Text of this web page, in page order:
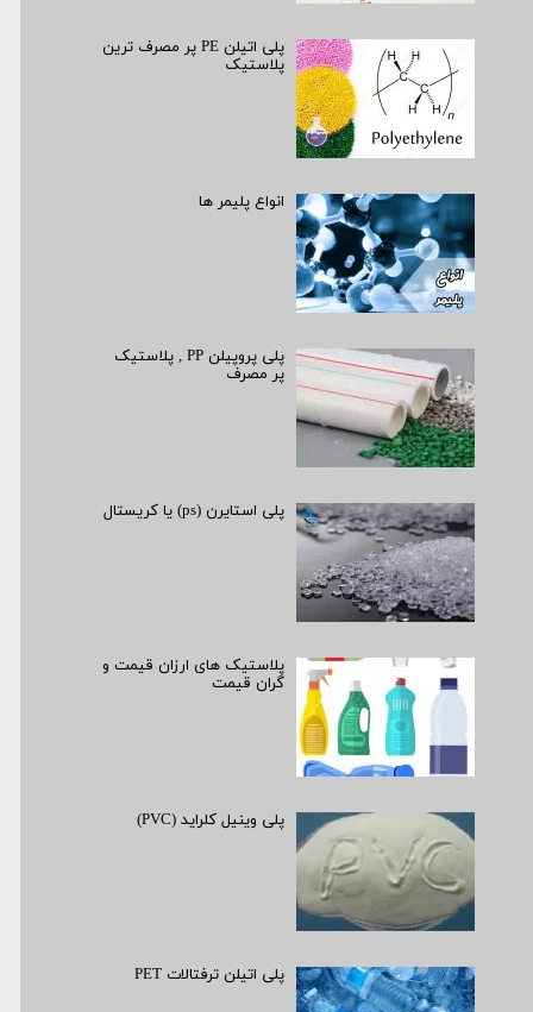
پلی اتیلن PE پر مصرف ترین
پلاستیک
انواع پلیمر ها
پلی پروپیلن PP , پلاستیک
پر مصرف
پلی استایرن (ps) یا کریستال
پلاستیک های ارزان قیمت و
گران قیمت
پلی وینیل کلراید (PVC)
پلی اتیلن ترفتالات PET